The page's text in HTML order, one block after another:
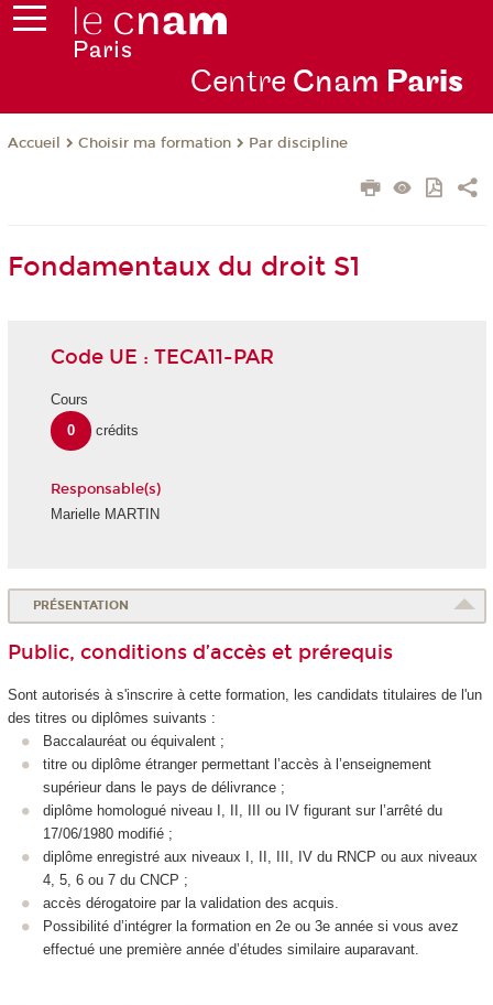
Centre Cnam Paris
Accueil Choisir ma formation Par discipline
Fondamentaux du droit S1
Code UE : TECA11-PAR
Cours
0
crédits
Responsable(s)
Marielle MARTIN
PRÉSENTATION
Public, conditions d’accès et prérequis
Sont autorisés à s'inscrire à cette formation, les candidats titulaires de l'un
des titres ou diplômes suivants :
Baccalauréat ou équivalent ;
titre ou diplôme étranger permettant l’accès à l’enseignement
supérieur dans le pays de délivrance ;
diplôme homologué niveau I, II, III ou IV figurant sur l’arrêté du
17/06/1980 modifié ;
diplôme enregistré aux niveaux I, II, III, IV du RNCP ou aux niveaux
4, 5, 6 ou 7 du CNCP ;
accès dérogatoire par la validation des acquis.
Possibilité d’intégrer la formation en 2e ou 3e année si vous avez
effectué une première année d’études similaire auparavant.